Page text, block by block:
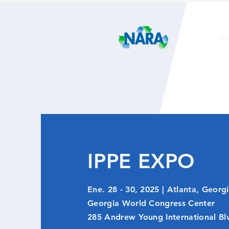
IPPE EXPO
Ene. 28 - 30, 2025 | Atlanta,
Georgia World Congress Center
285 Andrew Young International